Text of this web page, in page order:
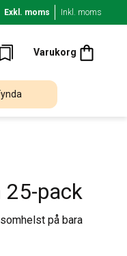
Exkl. moms Inkl. moms
Varukorg
Favoriter
25-pack
på bara